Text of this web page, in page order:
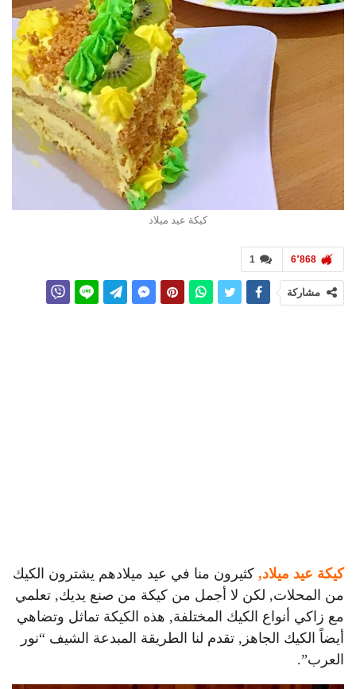
كيكة عيد ميلاد
1 6٬868
مشاركة
كيكة عيد ميلاد, كثيرون منا في عيد ميلادهم يشترون الكيك
من المحلات, لكن لا أجمل من كيكة من صنع يديك, تعلمي
مع زاكي أنواع الكيك المختلفة, هذه الكيكة تماثل وتضاهي
أيضاً الكيك الجاهز, تقدم لنا الطريقة المبدعة الشيف “نور
العرب”.